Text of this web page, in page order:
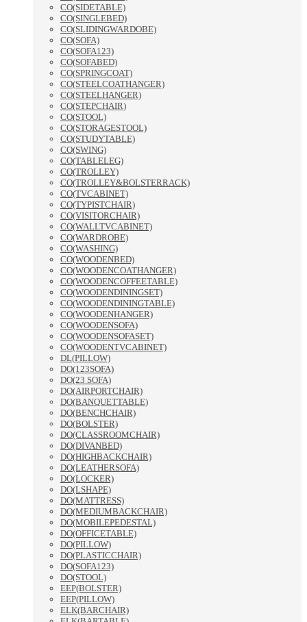
CO(SIDETABLE)
CO(SINGLEBED)
CO(SLIDINGWARDOBE)
CO(SOFA)
CO(SOFA123)
CO(SOFABED)
CO(SPRINGCOAT)
CO(STEELCOATHANGER)
CO(STEELHANGER)
CO(STEPCHAIR)
CO(STOOL)
CO(STORAGESTOOL)
CO(STUDYTABLE)
CO(SWING)
CO(TABLELEG)
CO(TROLLEY)
CO(TROLLEY&BOLSTERRACK)
CO(TVCABINET)
CO(TYPISTCHAIR)
CO(VISITORCHAIR)
CO(WALLTVCABINET)
CO(WARDROBE)
CO(WASHING)
CO(WOODENBED)
CO(WOODENCOATHANGER)
CO(WOODENCOFFEETABLE)
CO(WOODENDININGSET)
CO(WOODENDININGTABLE)
CO(WOODENHANGER)
CO(WOODENSOFA)
CO(WOODENSOFASET)
CO(WOODENTVCABINET)
DL(PILLOW)
DO(123SOFA)
DO(23 SOFA)
DO(AIRPORTCHAIR)
DO(BANQUETTABLE)
DO(BENCHCHAIR)
DO(BOLSTER)
DO(CLASSROOMCHAIR)
DO(DIVANBED)
DO(HIGHBACKCHAIR)
DO(LEATHERSOFA)
DO(LOCKER)
DO(LSHAPE)
DO(MATTRESS)
DO(MEDIUMBACKCHAIR)
DO(MOBILEPEDESTAL)
DO(OFFICETABLE)
DO(PILLOW)
DO(PLASTICCHAIR)
DO(SOFA123)
DO(STOOL)
EEP(BOLSTER)
EEP(PILLOW)
ELK(BARCHAIR)